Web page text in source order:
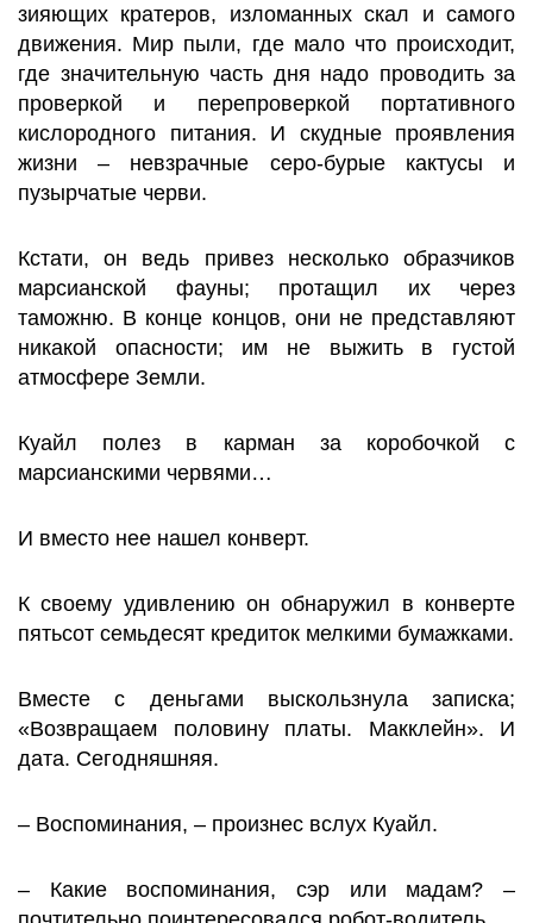
зияющих кратеров, изломанных скал и самого
движения. Мир пыли, где мало что происходит,
где значительную часть дня надо проводить за
проверкой и перепроверкой портативного
кислородного питания. И скудные проявления
жизни – невзрачные серо-бурые кактусы и
пузырчатые черви.
Кстати, он ведь привез несколько образчиков
марсианской фауны; протащил их через
таможню. В конце концов, они не представляют
никакой опасности; им не выжить в густой
атмосфере Земли.
Куайл полез в карман за коробочкой с
марсианскими червями…
И вместо нее нашел конверт.
К своему удивлению он обнаружил в конверте
пятьсот семьдесят кредиток мелкими бумажками.
Вместе с деньгами выскользнула записка;
«Возвращаем половину платы. Макклейн». И
дата. Сегодняшняя.
– Воспоминания, – произнес вслух Куайл.
– Какие воспоминания, сэр или мадам? –